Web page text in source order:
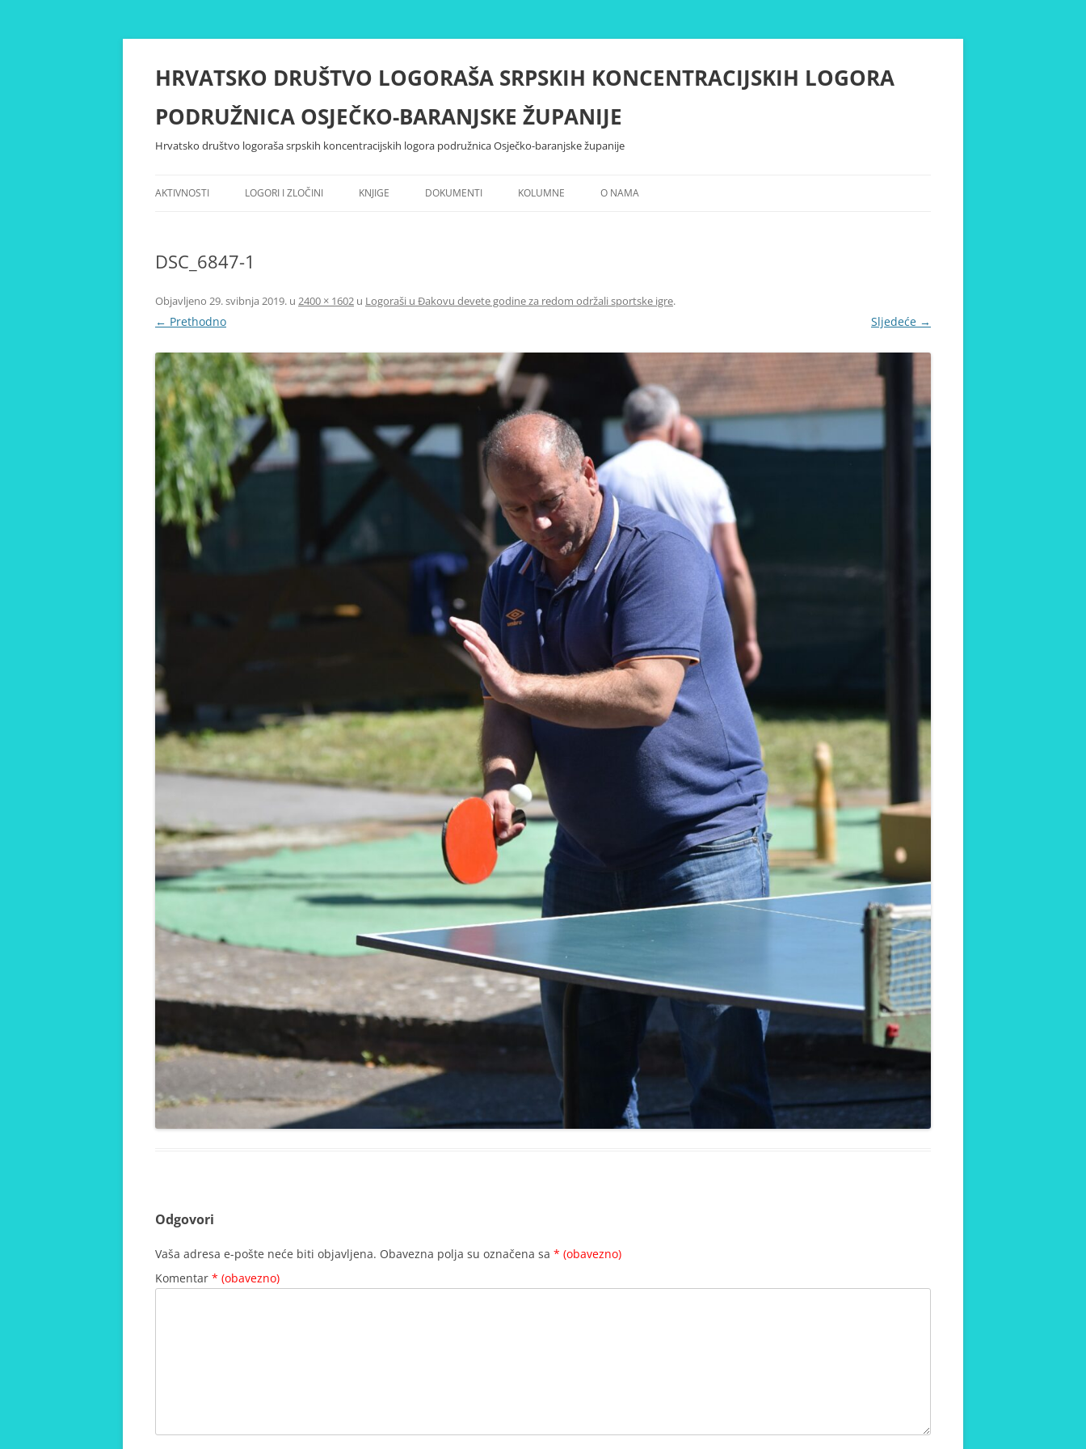
Skoči
HRVATSKO DRUŠTVO LOGORAŠA SRPSKIH KONCENTRACIJSKIH LOGORA
PODRUŽNICA OSJEČKO-BARANJSKE ŽUPANIJE
Hrvatsko društvo logoraša srpskih koncentracijskih logora podružnica Osječko-baranjske županije
AKTIVNOSTI LOGORI I ZLOČINI KNJIGE DOKUMENTI KOLUMNE O NAMA
DSC_6847-1
Objavljeno 29. svibnja 2019. u 2400 × 1602 u Logoraši u Đakovu devete godine za redom održali sportske igre.
← Prethodno Sljedeće →
Odgovori
Vaša adresa e-pošte neće biti objavljena. Obavezna polja su označena sa * (obavezno)
Komentar * (obavezno)